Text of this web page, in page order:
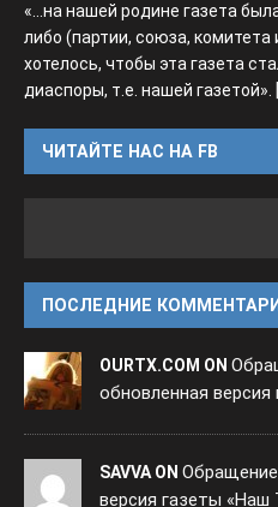
«...на нашей родине газета
либо (партии, союза, комитета
хотелось, чтобы эта газета
диаспоры, т.е. нашей газетой».
ЧИТАЙТЕ НАС НА FB
ПОСЛЕДНИЕ
OURTX.COM ON
обновленная
SAVVA ON Обращение
версия газеты «Наш